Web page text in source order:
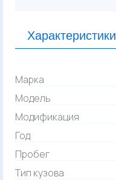
Характеристики
Марка
Модель
Модификация
Год
Пробег
Тип кузова